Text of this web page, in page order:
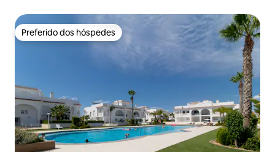
Preferido dos hóspedes
Preferido dos hóspedes